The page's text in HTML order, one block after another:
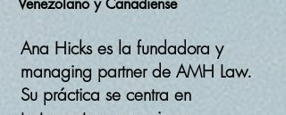
Ana Hicks es la fundadora y
managing partner de AMH Law.
Su práctica se centra en
Venezolano y Canadiense